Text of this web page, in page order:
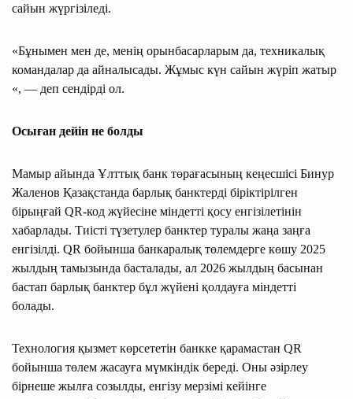
сайын жүргізіледі.
«Бұнымен мен де, менің орынбасарларым да, техникалық
командалар да айналысады. Жұмыс күн сайын жүріп жатыр
«, — деп сендірді ол.
Осыған дейін не болды
Мамыр айында Ұлттық банк төрағасының кеңесшісі Бинур
Жаленов Қазақстанда барлық банктерді біріктірілген
бірыңғай QR-код жүйесіне міндетті қосу енгізілетінін
хабарлады. Тиісті түзетулер банктер туралы жаңа заңға
енгізілді. QR бойынша банкаралық төлемдерге көшу 2025
жылдың тамызында басталады, ал 2026 жылдың басынан
бастап барлық банктер бұл жүйені қолдауға міндетті
болады.
Технология қызмет көрсететін банкке қарамастан QR
бойынша төлем жасауға мүмкіндік береді. Оны әзірлеу
бірнеше жылға созылды, енгізу мерзімі кейінге